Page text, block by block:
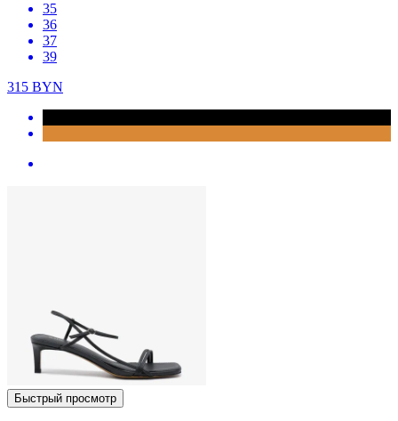
35
36
37
39
315 BYN
Быстрый просмотр